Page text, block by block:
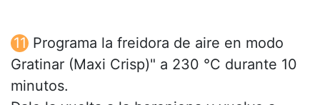
Programa la freidora de aire en modo
Gratinar (Maxi Crisp)" a 230 °C durante 10
minutos.